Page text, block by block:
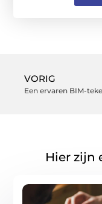
VORIG
Hier zijn